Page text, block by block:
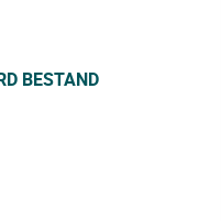
BESTAND